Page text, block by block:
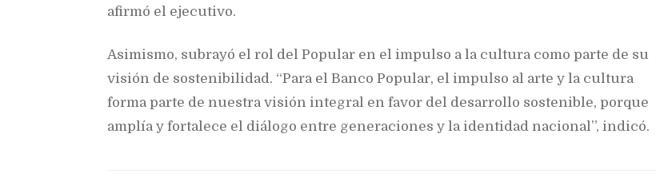
afirmó el ejecutivo.
Asimismo, subrayó el rol del Popular en el impulso a la cultura como parte de su
visión de sostenibilidad. “Para el Banco Popular, el impulso al arte y la cultura
forma parte de nuestra visión integral en favor del desarrollo sostenible, porque
amplía y fortalece el diálogo entre generaciones y la identidad nacional”, indicó.